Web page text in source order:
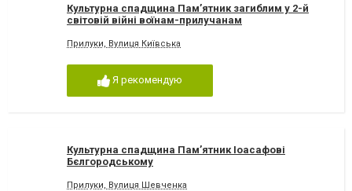
Культурна спадщина Пам’ятник загиблим у 2-й
світовій війні воїнам-прилучанам
Прилуки, Вулиця Київська
Я рекомендую
Культурна спадщина Пам’ятник Іоасафові
Бєлгородському
Прилуки, Вулиця Шевченка